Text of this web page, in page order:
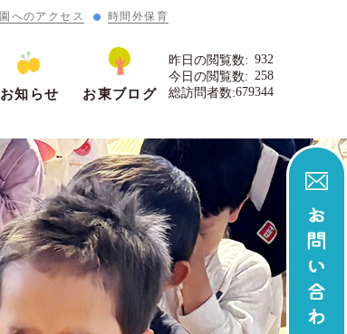
園へのアクセス 時間外保育
お知らせ お東ブログ
932
昨日の閲覧数:
258
今日の閲覧数:
679344
総訪問者数: